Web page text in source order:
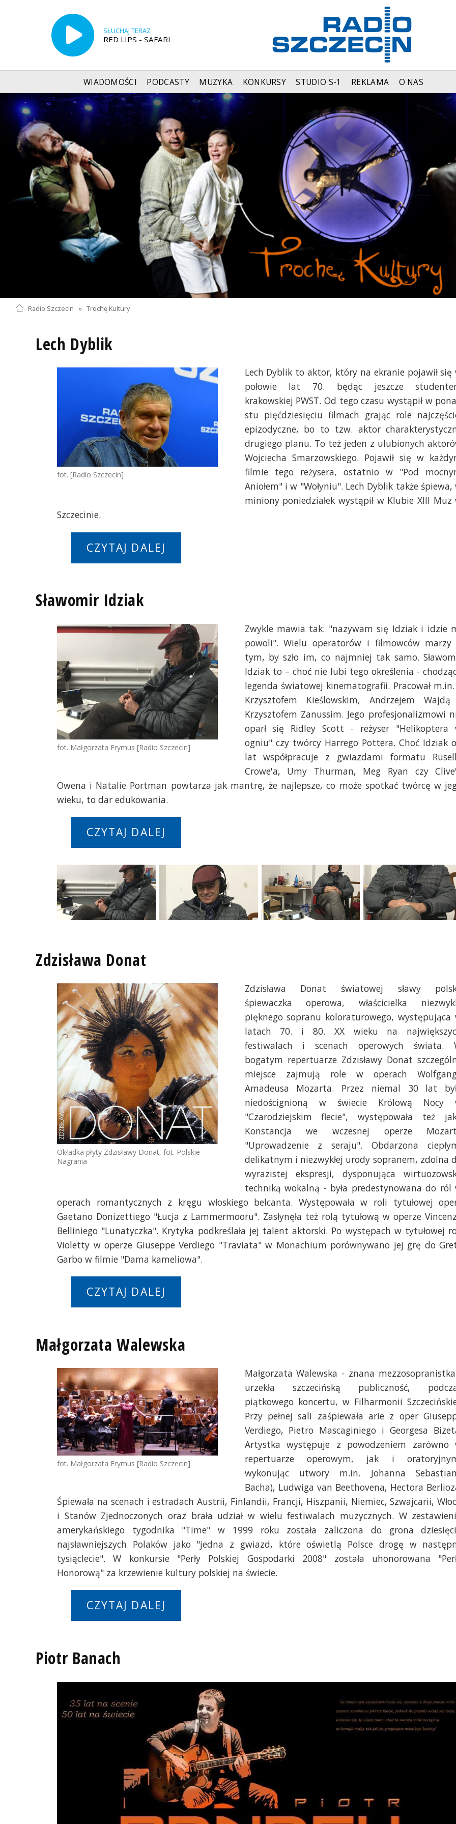
SŁUCHAJ TERAZ
RED LIPS - SAFARI
WIADOMOŚCI PODCASTY MUZYKA KONKURSY STUDIO S-1 REKLAMA O NAS
Radio Szczecin » Trochę Kultury
Lech Dyblik
fot. [Radio Szczecin]
Lech Dyblik to aktor, który na ekranie pojawił się
połowie lat 70. będąc jeszcze
krakowskiej PWST. Od tego czasu wystąpił w
stu pięćdziesięciu filmach grając role
epizodyczne, bo to tzw. aktor
drugiego planu. To też jeden z ulubionych
Wojciecha Smarzowskiego. Pojawił się w
filmie tego reżysera, ostatnio w "Pod
Aniołem" i w "Wołyniu". Lech Dyblik także śpiewa,
miniony poniedziałek wystąpił w Klubie XIII Muz
Szczecinie.
CZYTAJ DALEJ
Sławomir Idziak
fot. Małgorzata Frymus [Radio Szczecin]
Zwykle mawia tak: "nazywam się Idziak i idzie
powoli". Wielu operatorów i filmowców marzy
tym, by szło im, co najmniej tak samo.
Idziak to – choć nie lubi tego określenia -
legenda światowej kinematografii. Pracował
Krzysztofem Kieślowskim, Andrzejem
Krzysztofem Zanussim. Jego profesjonalizmowi
oparł się Ridley Scott - reżyser "Helikoptera
ogniu" czy twórcy Harrego Pottera. Choć Idziak
lat współpracuje z gwiazdami formatu
Crowe'a, Umy Thurman, Meg Ryan czy
Owena i Natalie Portman powtarza jak mantrę, że najlepsze, co może spotkać twórcę w
wieku, to dar edukowania.
CZYTAJ DALEJ
Zdzisława Donat
Okładka płyty Zdzisławy Donat, fot. Polskie
Nagrania
Zdzisława Donat światowej sławy
śpiewaczka operowa, właścicielka
pięknego sopranu koloraturowego, występująca
latach 70. i 80. XX wieku na
festiwalach i scenach operowych świata.
bogatym repertuarze Zdzisławy Donat
miejsce zajmują role w operach
Amadeusa Mozarta. Przez niemal 30 lat
niedoścignioną w świecie Królową Nocy
"Czarodziejskim flecie", występowała też
Konstancja we wczesnej operze
"Uprowadzenie z seraju". Obdarzona
delikatnym i niezwykłej urody sopranem, zdolna
wyrazistej ekspresji, dysponująca
techniką wokalną - była predestynowana do ról
operach romantycznych z kręgu włoskiego belcanta. Występowała w roli tytułowej
Gaetano Donizettiego "Łucja z Lammermooru". Zasłynęła też rolą tytułową w operze
Belliniego "Lunatyczka". Krytyka podkreślała jej talent aktorski. Po występach w tytułowej
Violetty w operze Giuseppe Verdiego "Traviata" w Monachium porównywano jej grę do
Garbo w filmie "Dama kameliowa".
CZYTAJ DALEJ
Małgorzata Walewska
fot. Małgorzata Frymus [Radio Szczecin]
Małgorzata Walewska - znana
urzekła szczecińską publiczność,
piątkowego koncertu, w Filharmonii
Przy pełnej sali zaśpiewała arie z oper
Verdiego, Pietro Mascaginiego i Georgesa
Artystka występuje z powodzeniem zarówno
repertuarze operowym, jak i
wykonując utwory m.in. Johanna
Bacha), Ludwiga van Beethovena, Hectora
Śpiewała na scenach i estradach Austrii, Finlandii, Francji, Hiszpanii, Niemiec, Szwajcarii,
i Stanów Zjednoczonych oraz brała udział w wielu festiwalach muzycznych. W
amerykańskiego tygodnika "Time" w 1999 roku została zaliczona do grona
najsławniejszych Polaków jako "jedna z gwiazd, które oświetlą Polsce drogę w
tysiąclecie". W konkursie "Perły Polskiej Gospodarki 2008" została uhonorowana
Honorową" za krzewienie kultury polskiej na świecie.
CZYTAJ DALEJ
Piotr Banach